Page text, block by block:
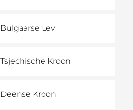
Bulgaarse Lev
Tsjechische Kroon
Deense Kroon